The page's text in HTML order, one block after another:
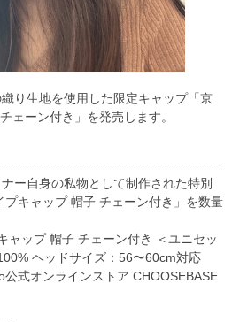
り生地を使用した限定キャップ「京
ェーン付き」を発売します。
ー自身の私物として制作された特別
キャップ 帽子 チェーン付き」を数量
ャップ 帽子 チェーン付き ＜ユニセッ
ヘッドサイズ：56〜60cm対応
式オンラインストア CHOOSEBASE